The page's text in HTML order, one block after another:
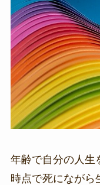
年齢で自分の人生
時点で死にながら